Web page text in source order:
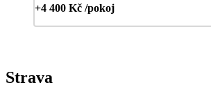
+4 400 Kč /pokoj
Strava